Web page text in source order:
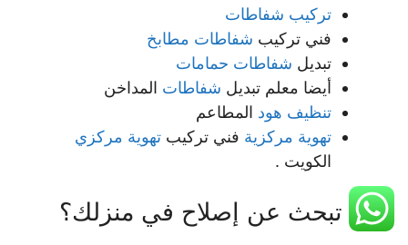
تركيب شفاطات
فني تركيب شفاطات مطابخ
تبديل شفاطات حمامات
أيضا معلم تبديل شفاطات المداخن
تنظيف هود المطاعم
تهوية مركزية فني تركيب تهوية مركزي
الكويت .
هل تبحث عن إصلاح في منزلك؟